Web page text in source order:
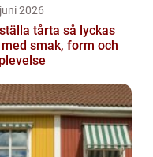
2026
tårta så lyckas
smak, form och